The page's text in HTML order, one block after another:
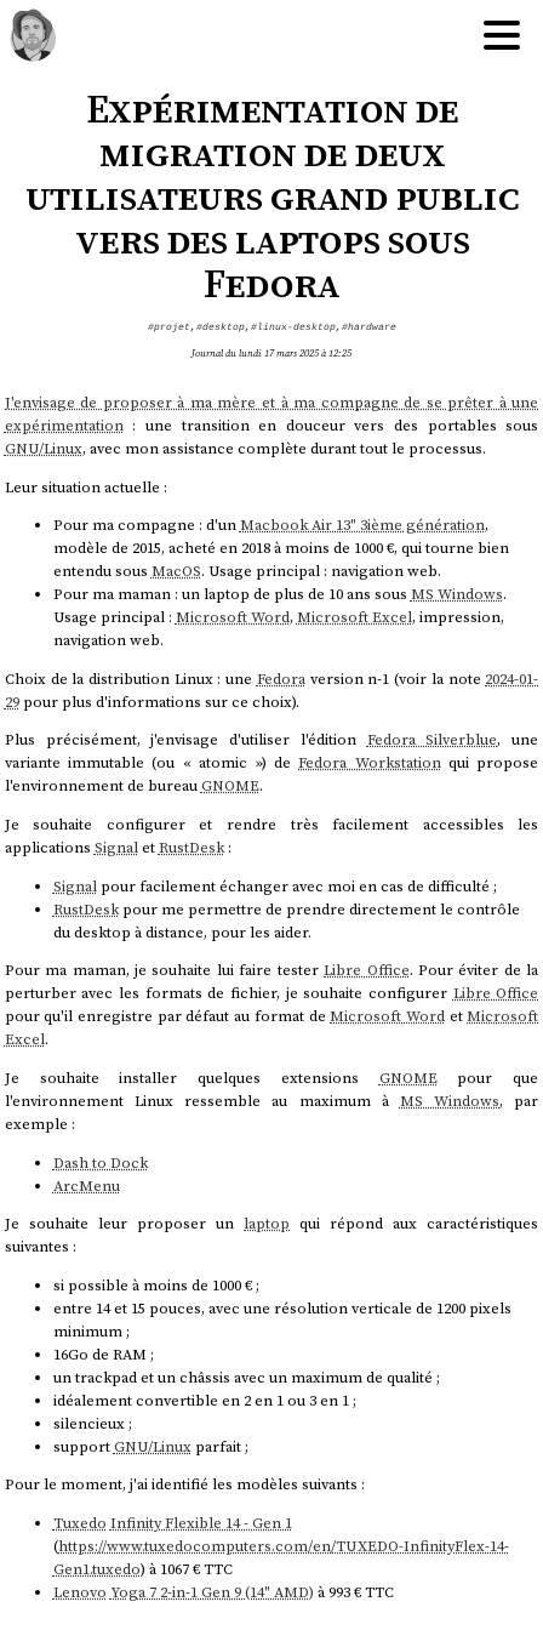
Expérimentation de
migration de deux
utilisateurs grand public
vers des laptops sous
Fedora
#projet, #desktop, #linux-desktop, #hardware
Journal du lundi 17 mars 2025 à 12:25
J'envisage de proposer à ma mère et à ma compagne de se prêter à une
expérimentation: une transition en douceur vers des portables sous
GNU/Linux, avec mon assistance complète durant tout le processus.
Leur situation actuelle :
Pour ma compagne : d'unMacbook Air 13" 3ième génération,
modèle de 2015, acheté en 2018 à moins de 1000 €, qui tourne bien
entendu sous MacOS. Usage principal : navigation web.
Pour ma maman : un laptop de plus de 10 ans sous MS Windows.
Usage principal : Microsoft Word, Microsoft Excel, impression,
navigation web.
Choix de la distribution Linux : une Fedoraversion n-1 (voir la note 2024-01-
29pour plus d'informations sur ce choix).
Plus précisément, j'envisage d'utiliser l'édition Fedora Silverblue, une
variante immutable (ou « atomic ») deFedora Workstationqui propose
l'environnement de bureauGNOME.
Je souhaite configurer et rendre très facilement accessibles les
applications SignaletRustDesk:
Signalpour facilement échanger avec moi en cas de difficulté ;
RustDeskpour me permettre de prendre directement le contrôle
du desktop à distance, pour les aider.
Pour ma maman, je souhaite lui faire testerLibre Office. Pour éviter de la
perturber avec les formats de fichier, je souhaite configurer Libre Office
pour qu'il enregistre par défaut au format deMicrosoft WordetMicrosoft
Excel.
Je souhaite installer quelques extensions GNOMEpour que
l'environnement Linux ressemble au maximum à MS Windows, par
exemple :
Dash to Dock
ArcMenu
Je souhaite leur proposer un laptop qui répond aux caractéristiques
suivantes :
si possible à moins de 1000 € ;
entre 14 et 15 pouces, avec une résolution verticale de 1200 pixels
minimum ;
16Go de RAM ;
un trackpad et un châssis avec un maximum de qualité ;
idéalement convertible en 2 en 1 ou 3 en 1 ;
silencieux ;
supportGNU/Linuxparfait ;
Pour le moment, j'ai identifié les modèles suivants :
Tuxedo Infinity Flexible 14 - Gen 1
(https://www.tuxedocomputers.com/en/TUXEDO-InfinityFlex-14-
Gen1.tuxedo) à 1067 € TTC
Lenovo Yoga 7 2-in-1 Gen 9 (14" AMD) à 993 € TTC